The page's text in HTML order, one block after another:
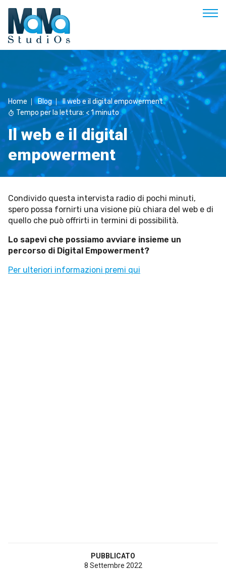
Buongiorno
Benvenuto
Soluzioni & Costi
Esperienze
Empowerment
Blog
Contatti
Prenota appuntamento
Esperienze
Settore tecnico, servizi e consulenze
Settore cultura
Home Blog
Il web e il digital empowerment
Tempo per la lettura: < 1minuto
Il web e il digital
empowerment
Condivido questa intervista radio di pochi minuti,
spero possa fornirti una visione più chiara del web e di
quello che può offrirti in termini di possibilità.
Lo sapevi che possiamo avviare insieme un
percorso di Digital Empowerment?
Per ulteriori informazioni premi qui
PUBBLICATO
8 Settembre 2022